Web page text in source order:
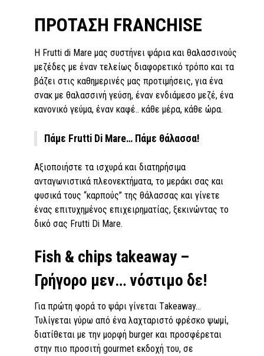
ΠΡΟΤΑΣΗ FRANCHISE
Η Frutti di Mare µας συστήνει ψάρια και θαλασσινούς
µεζέδες µε έναν τελείως διαφορετικό τρόπο και τα
βάζει στις καθηµερινές µας προτιµήσεις, για ένα
σνακ µε θαλασσινή γεύση, έναν ενδιάµεσο µεζέ, ένα
κανονικό γεύµα, έναν καφέ.. κάθε µέρα, κάθε ώρα.
Πάμε Frutti Di Mare… Πάμε θάλασσα!
Αξιοποιήστε τα ισχυρά και διατηρήσιμα
ανταγωνιστικά πλεονεκτήματα, το µεράκι σας και
φυσικά τους “καρπούς” της θάλασσας και γίνετε
ένας επιτυχημένος επιχειρηματίας, ξεκινώντας το
δικό σας Frutti Di Mare.
Fish & chips takeaway –
Γρήγορο µεν… νόστιµο δε!
Για πρώτη φορά το ψάρι γίνεται Τakeaway…
Τυλίγεται γύρω από ένα λαχταριστό φρέσκο ψωµί,
διατίθεται µε την µορφή burger και προσφέρεται
στην πιο προσιτή gourmet εκδοχή του, σε